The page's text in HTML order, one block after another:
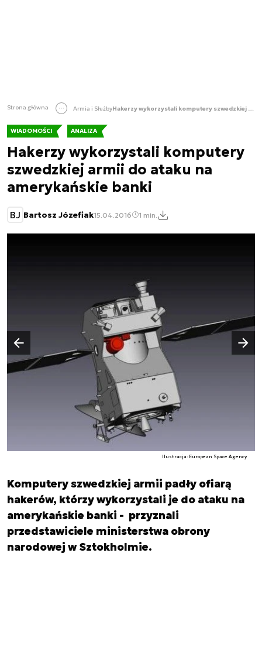
Strona główna Armia i Służby Hakerzy wykorzystali komputery szwedzkiej armii do ataku na amerykańskie banki
WIADOMOŚCI ANALIZA
Hakerzy wykorzystali komputery
szwedzkiej armii do ataku na
amerykańskie banki
BJ Bartosz Józefiak15.04.2016 1 min.
Ilustracja: European Space Agency
Poprzedni slajd
Następny slajd
Komputery szwedzkiej armii padły ofiarą
hakerów, którzy wykorzystali je do ataku na
amerykańskie banki - przyznali
przedstawiciele ministerstwa obrony
narodowej w Sztokholmie.